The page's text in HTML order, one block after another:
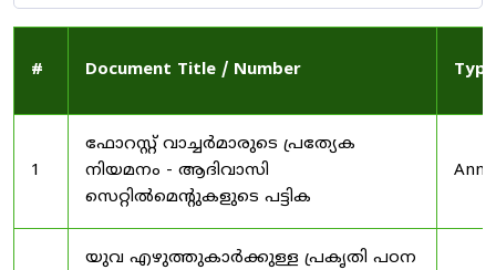
# Document Title / Number Type
1
ഫോറസ്റ്റ് വാച്ചർമാരുടെ പ്രത്യേക
നിയമനം - ആദിവാസി
സെറ്റിൽമെന്റുകളുടെ പട്ടിക
യുവ എഴുത്തുകാർക്കുള്ള പ്രകൃതി പഠന